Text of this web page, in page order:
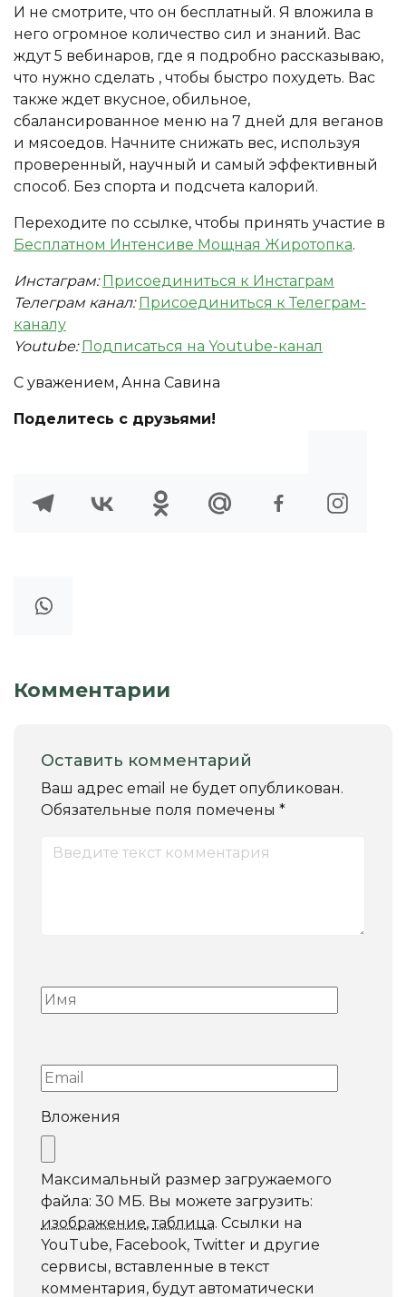
И не смотрите, что он бесплатный. Я вложила в
него огромное количество сил и знаний. Вас
ждут 5 вебинаров, где я подробно рассказываю,
что нужно сделать , чтобы быстро похудеть. Вас
также ждет вкусное, обильное,
сбалансированное меню на 7 дней для веганов
и мясоедов. Начните снижать вес, используя
проверенный, научный и самый эффективный
способ. Без спорта и подсчета калорий.
Переходите по ссылке, чтобы принять участие в
Бесплатном Интенсиве Мощная Жиротопка.
Инстаграм:Присоединиться к Инстаграм
Телеграм канал:Присоединиться к Телеграм-
каналу
Youtube: Подписаться на Youtube-канал
С уважением, Анна Савина
Поделитесь с друзьями!
Комментарии
Оставить комментарий
Ваш адрес email не будет опубликован.
Обязательные поля помечены *
Вложения
Максимальный размер загружаемого
файла: 30 МБ. Вы можете загрузить:
изображение,таблица. Ссылки на
YouTube, Facebook, Twitter и другие
сервисы, вставленные в текст
комментария, будут автоматически